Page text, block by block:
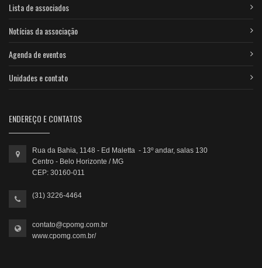
Lista de associados
Notícias da associação
Agenda de eventos
Unidades e contato
ENDEREÇO E CONTATOS
Rua da Bahia, 1148 - Ed Maletta - 13º andar, salas 130
Centro - Belo Horizonte / MG
CEP: 30160-011
(31) 3226-4464
contato@cpomg.com.br
www.cpomg.com.br/